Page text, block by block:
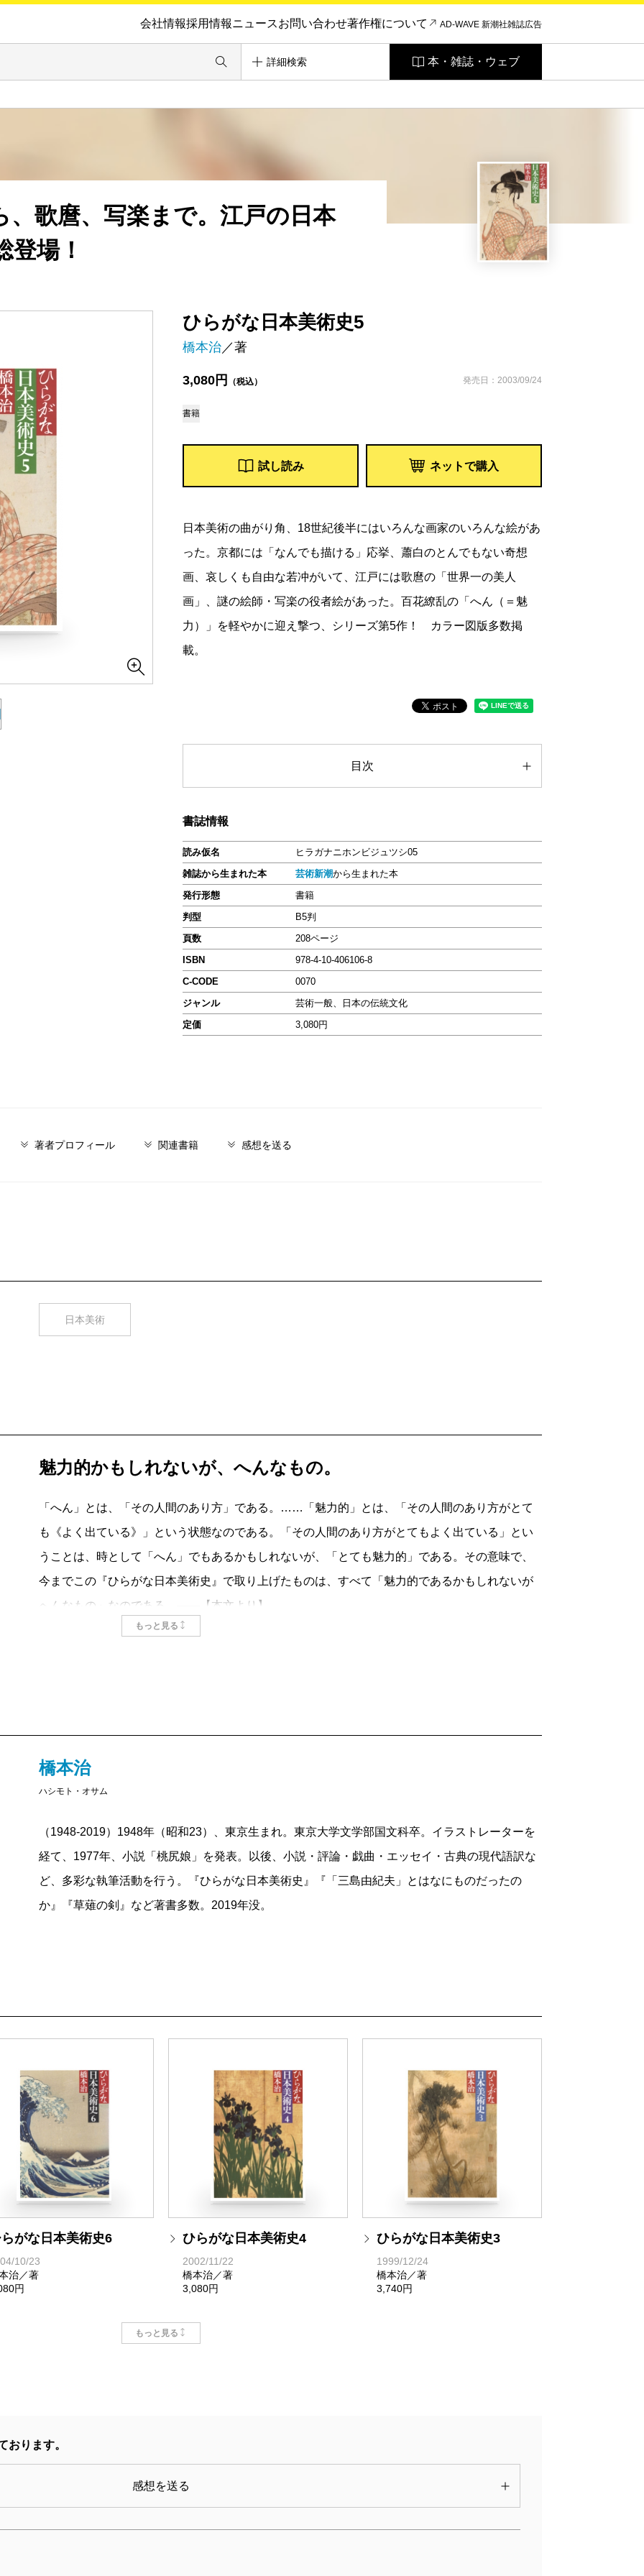
会社情報採用情報ニュースお問い合わせ著作権について AD-WAVE 新潮社雑誌広告
詳細検索 本・雑誌・ウェブ
ひらがな日本美術史5
橋本治／著
3,080円 （税込） 発売日：2003/09/24
書籍
試し読み ネットで購入
、歌麿、写楽まで。江戸の日本
場！
日本美術の曲がり角、18世紀後半にはいろんな画家のいろんな絵があ
った。京都には「なんでも描ける」応挙、蕭白のとんでもない奇想
画、哀しくも自由な若冲がいて、江戸には歌麿の「世界一の美人
画」、謎の絵師・写楽の役者絵があった。百花繚乱の「へん（＝魅
力）」を軽やかに迎え撃つ、シリーズ第5作！ カラー図版多数掲
載。
目次
書誌情報
読み仮名
ヒラガナニホンビジュツシ05
雑誌から生まれた本
芸術新潮から生まれた本
発行形態
書籍
判型
B5判
頁数
208ページ
ISBN
978-4-10-406106-8
C-CODE
0070
ジャンル
芸術一般、日本の伝統文化
定価
3,080円
著者プロフィール 関連書籍 感想を送る
日本美術
魅力的かもしれないが、へんなもの。
「へん」とは、「その人間のあり方」である。……「魅力的」とは、「その人間のあり方がとて
も《よく出ている》」という状態なのである。「その人間のあり方がとてもよく出ている」とい
うことは、時として「へん」でもあるかもしれないが、「とても魅力的」である。その意味で、
今までこの『ひらがな日本美術史』で取り上げたものは、すべて「魅力的であるかもしれないが
へんなもの」なのである。――【本文より】
もっと見る
橋本治
ハシモト・オサム
（1948-2019）1948年（昭和23）、東京生まれ。東京大学文学部国文科卒。イラストレーターを
経て、1977年、小説「桃尻娘」を発表。以後、小説・評論・戯曲・エッセイ・古典の現代語訳な
ど、多彩な執筆活動を行う。『ひらがな日本美術史』『「三島由紀夫」とはなにものだったの
か』『草薙の剣』など著書多数。2019年没。
がな日本美術史6
10/23
治／著
円
ひらがな日本美術史4
2002/11/22
橋本治／著
3,080円
ひらがな日本美術史3
1999/12/24
橋本治／著
3,740円
もっと見る
おります。
感想を送る